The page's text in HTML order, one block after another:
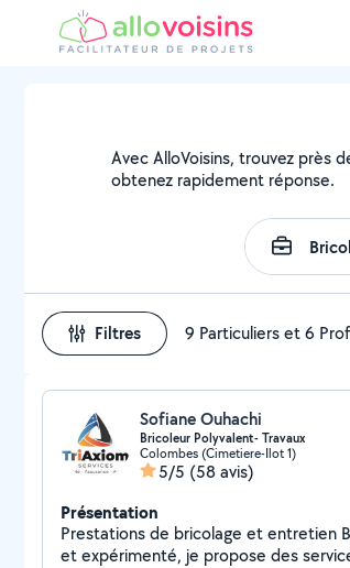
Avec AlloVoisins, trouvez près
obtenez rapidement réponse.
Filtres 9 Particuliers et 6
Sofiane Ouhachi
Bricoleur Polyvalent- Travaux
Colombes (Cimetiere-Ilot 1)
5/5 (58 avis)
Présentation
Prestations de bricolage et entretien
et expérimenté, je propose des